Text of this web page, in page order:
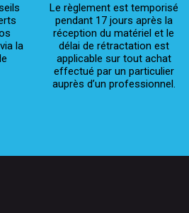
la
Le règlement est temporisé
pendant 17 jours après la
réception du matériel et le
délai de rétractation est
applicable sur tout achat
effectué par un particulier
auprès d’un professionnel.